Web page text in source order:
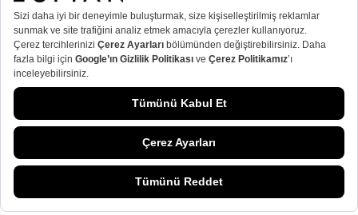
E-TicaretSistemleriyle Hazırlanmıştır.